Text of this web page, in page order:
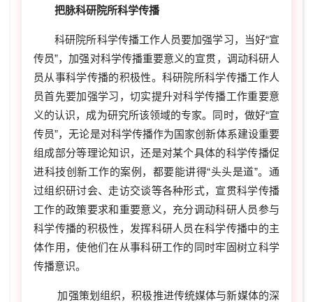
把脉科研院所科学传播
科研院所科学传播工作人员要加强学习，当好“宣
传员”，加强对科学传播重要意义的宣贯，调动科研人
员从事科学传播的积极性。科研院所科学传播工作人
员首先要加强学习，切实提升对科学传播工作重要意
义的认识，成为研究所该领域的专家。同时，做好“宣
传员”，无论是对科学传播作为国家创新体系建设重要
组成部分等理论知识，还是对某个具体的科学传播促
进科技创新工作的案例，都要能讲得“头头是道”。通
过组织研讨会、走访交谈等各种形式，宣贯科学传播
工作的政策要求和重要意义，充分调动科研人员参与
科学传播的积极性，发挥科研人员在科学传播中的主
体作用，使他们在从事科研工作的同时牢固树立科学
传播意识。
加强策划组织，积极推进传统媒体与新媒体的深